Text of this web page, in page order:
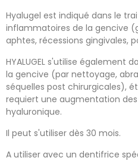
Hyalugel est indiqué dans le
inflammatoires de la gencive
aphtes, récessions gingivales,
HYALUGEL s'utilise également
la gencive (par nettoyage,
séquelles post chirurgicales),
requiert une augmentation
hyaluronique.
Il peut s'utiliser dès 30 mois.
A utiliser avec un dentifrice